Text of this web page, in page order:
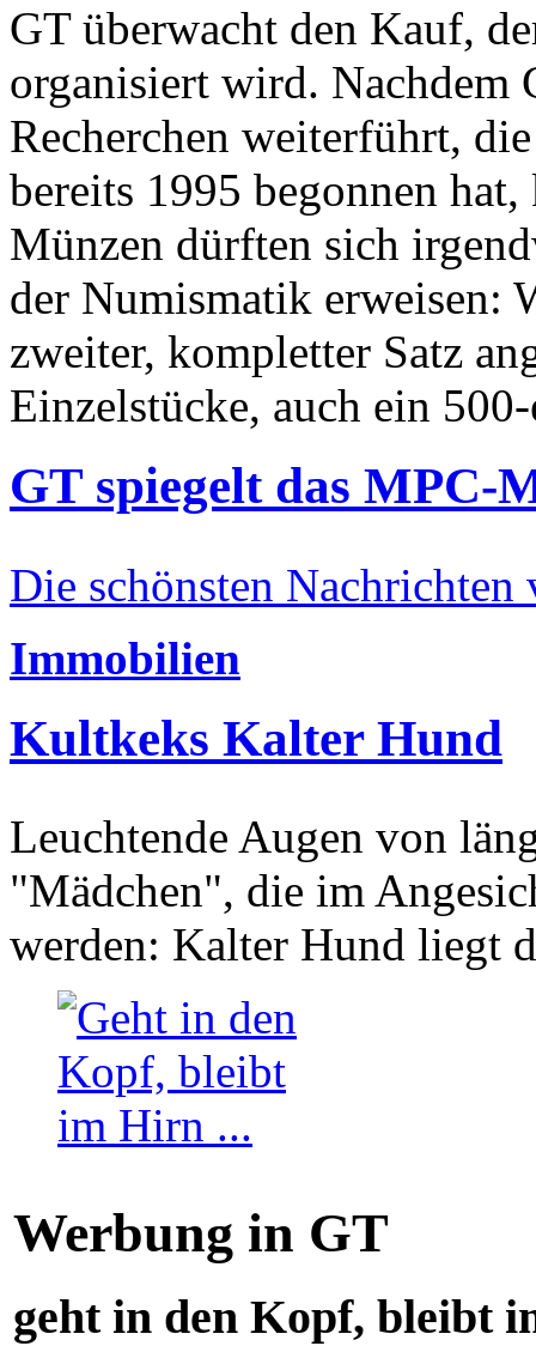
GT überwacht den Kauf,
organisiert wird. Nachdem
Recherchen weiterführt,
bereits 1995 begonnen
Münzen dürften sich
der Numismatik erweisen:
zweiter, kompletter Satz
Einzelstücke, auch ein
GT spiegelt das MPC-
Die schönsten Nachrichten
Immobilien
Kultkeks Kalter Hund
Leuchtende Augen von
"Mädchen", die im
werden: Kalter Hund liegt
Werbung in GT
geht in den Kopf, bleibt